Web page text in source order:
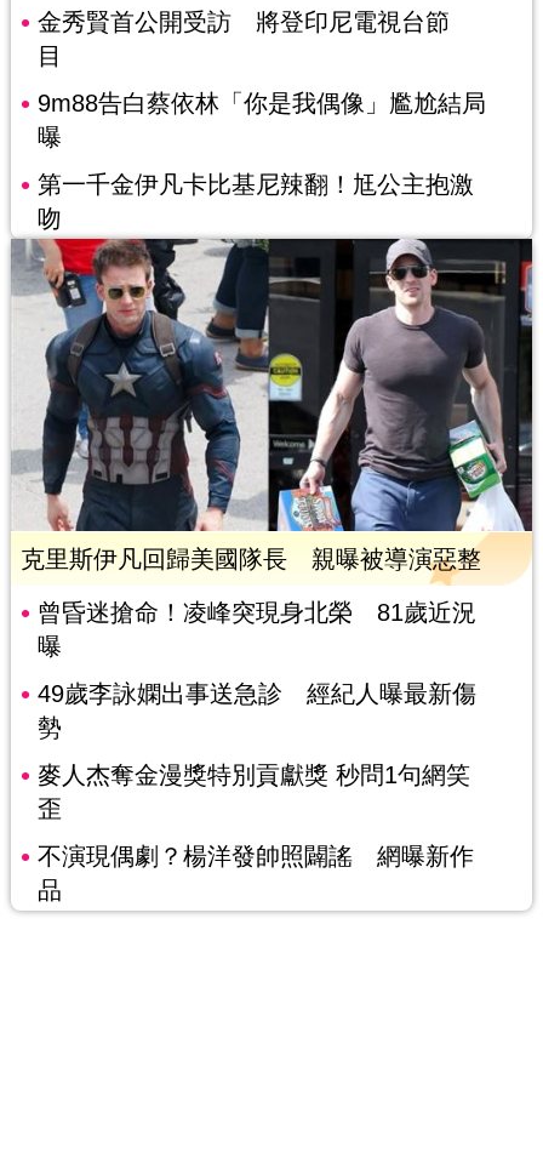
金秀賢首公開受訪 將登印尼電視台節
目
9m88告白蔡依林「你是我偶像」尷尬結局
曝
第一千金伊凡卡比基尼辣翻！尪公主抱激
吻
克里斯伊凡回歸美國隊長 親曝被導演惡整
曾昏迷搶命！凌峰突現身北榮 81歲近況
曝
49歲李詠嫻出事送急診 經紀人曝最新傷
勢
麥人杰奪金漫獎特別貢獻獎 秒問1句網笑
歪
不演現偶劇？楊洋發帥照闢謠 網曝新作
品